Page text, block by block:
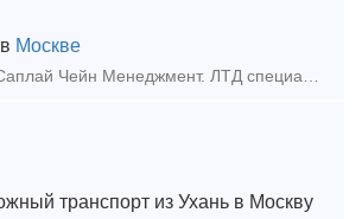
в Москве